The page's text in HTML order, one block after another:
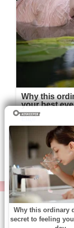
© https://vse-